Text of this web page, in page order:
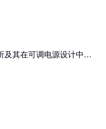
及其在可调电源设计中的